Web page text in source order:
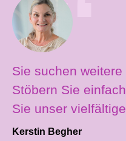
Sie suchen
Stöbern Sie
Sie unser
Kerstin Begher